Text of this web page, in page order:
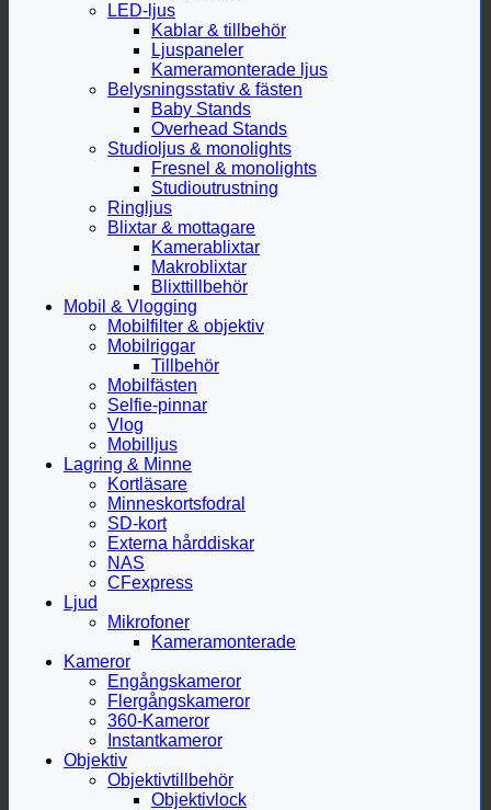
LED-ljus
Kablar & tillbehör
Ljuspaneler
Kameramonterade ljus
Belysningsstativ & fästen
Baby Stands
Overhead Stands
Studioljus & monolights
Fresnel & monolights
Studioutrustning
Ringljus
Blixtar & mottagare
Kamerablixtar
Makroblixtar
Blixttillbehör
Mobil & Vlogging
Mobilfilter & objektiv
Mobilriggar
Tillbehör
Mobilfästen
Selfie-pinnar
Vlog
Mobilljus
Lagring & Minne
Kortläsare
Minneskortsfodral
SD-kort
Externa hårddiskar
NAS
CFexpress
Ljud
Mikrofoner
Kameramonterade
Kameror
Engångskameror
Flergångskameror
360-Kameror
Instantkameror
Objektiv
Objektivtillbehör
Objektivlock